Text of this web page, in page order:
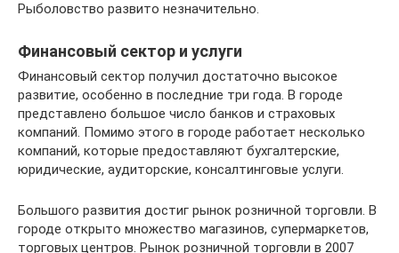
Рыболовство развито незначительно.
Финансовый сектор и услуги
Финансовый сектор получил достаточно высокое
развитие, особенно в последние три года. В городе
представлено большое число банков и страховых
компаний. Помимо этого в городе работает несколько
компаний, которые предоставляют бухгалтерские,
юридические, аудиторские, консалтинговые услуги.
Большого развития достиг рынок розничной торговли. В
городе открыто множество магазинов, супермаркетов,
торговых центров. Рынок розничной торговли в 2007